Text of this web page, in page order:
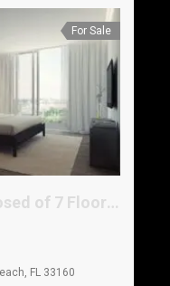
For Sale
Boutique Building composed of 7 Floors, 15 Units
FL 33160